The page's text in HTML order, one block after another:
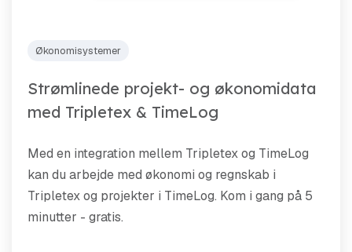
Økonomisystemer
Strømlinede projekt- og økonomidata
med Tripletex & TimeLog
Med en integration mellem Tripletex og TimeLog
kan du arbejde med økonomi og regnskab i
Tripletex og projekter i TimeLog. Kom i gang på 5
minutter - gratis.